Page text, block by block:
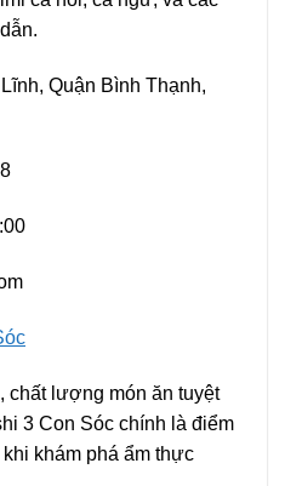
Quận Bình Thạnh,
chất lượng món ăn tuyệt
3 Con Sóc chính là điểm
khám phá ẩm thực